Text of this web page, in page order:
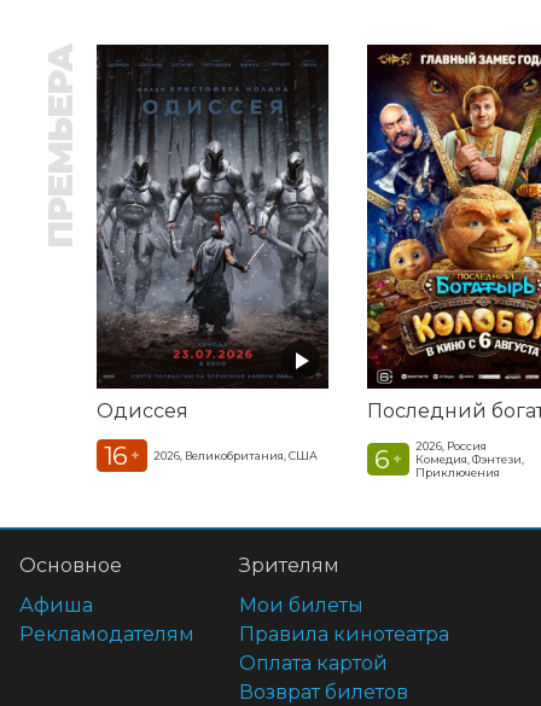
ПРЕМЬЕРА
Одиссея
16 + 2026, Великобритания, США 6 +
2026, Россия
Комедия, Фэнтези,
Приключения
Основное
Афиша
Рекламодателям
Зрителям
Мои билеты
Правила кинотеатра
Оплата картой
Возврат билетов